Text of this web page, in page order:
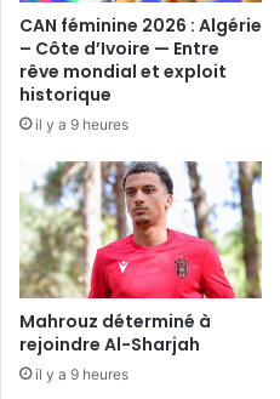
CAN féminine 2026 : Algérie
– Côte d’Ivoire — Entre
rêve mondial et exploit
historique
il y a 9 heures
Mahrouz déterminé à
rejoindre Al-Sharjah
il y a 9 heures